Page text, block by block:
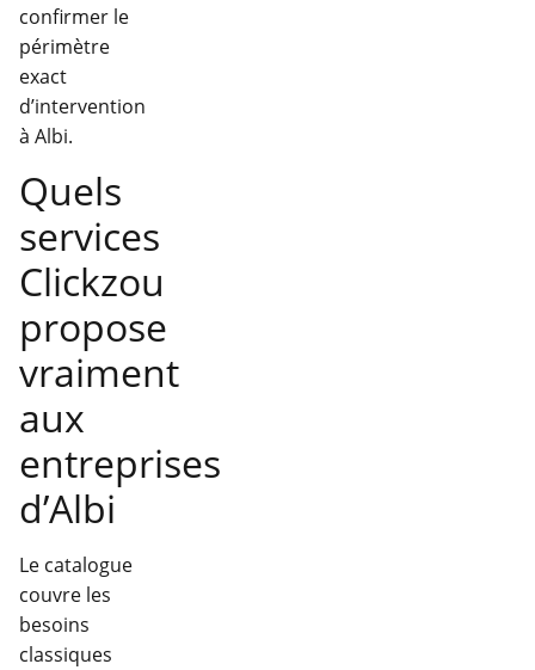
confirmer le
périmètre
exact
d’intervention
à Albi.
Quels
services
Clickzou
propose
vraiment
aux
entreprises
d’Albi
Le catalogue
couvre les
besoins
classiques